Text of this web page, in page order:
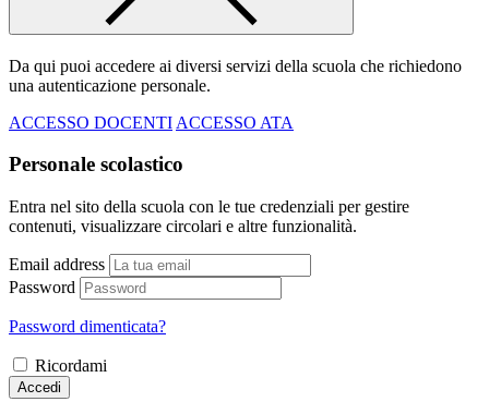
Da qui puoi accedere ai diversi servizi della scuola che richiedono
una autenticazione personale.
ACCESSO DOCENTI ACCESSO ATA
Personale scolastico
Entra nel sito della scuola con le tue credenziali per gestire
contenuti, visualizzare circolari e altre funzionalità.
Email address
Password
Password dimenticata?
Ricordami
Accedi